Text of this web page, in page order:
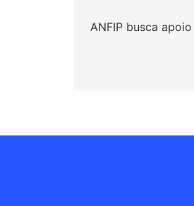
de
ANFIP busca